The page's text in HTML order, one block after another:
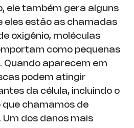
ele também gera alguns
eles estão as chamadas
oxigênio, moléculas
como pequenas
Quando aparecem em
podem atingir
da célula, incluindo o
que chamamos de
dos danos mais